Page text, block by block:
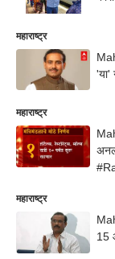
महाराष्ट्र
'या'
महाराष्ट्र
महाराष्ट्र
15